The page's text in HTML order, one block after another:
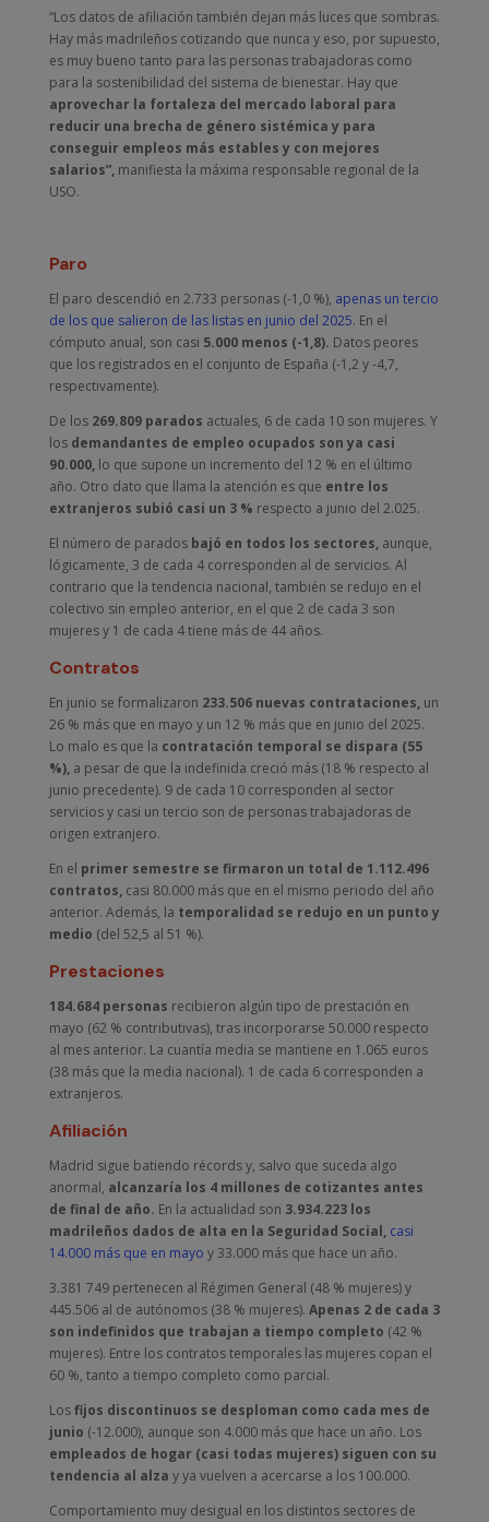
“Los datos de afiliación también dejan más luces que sombras.
Hay más madrileños cotizando que nunca y eso, por supuesto,
es muy bueno tanto para las personas trabajadoras como
para la sostenibilidad del sistema de bienestar. Hay que
aprovechar la fortaleza del mercado laboral para
reducir una brecha de género sistémica y para
conseguir empleos más estables y con mejores
salarios”,manifiesta la máxima responsable regional de la
USO.
Paro
El paro descendió en 2.733 personas (-1,0 %), apenas un tercio
de los que salieron de las listas en junio del 2025. En el
cómputo anual, son casi 5.000 menos (-1,8). Datos peores
que los registrados en el conjunto de España (-1,2 y -4,7,
respectivamente).
De los269.809 parados actuales, 6 de cada 10 son mujeres. Y
los demandantes de empleo ocupados son ya casi
90.000,lo que supone un incremento del 12 % en el último
año. Otro dato que llama la atención es que entre los
extranjeros subió casi un 3 % respecto a junio del 2.025.
El número de paradosbajó en todos los sectores,aunque,
lógicamente, 3 de cada 4 corresponden al de servicios. Al
contrario que la tendencia nacional, también se redujo en el
colectivo sin empleo anterior, en el que 2 de cada 3 son
mujeres y 1 de cada 4 tiene más de 44 años.
Contratos
En junio se formalizaron 233.506 nuevas contrataciones,un
26 % más que en mayo y un 12 % más que en junio del 2025.
Lo malo es que la contratación temporal se dispara (55
%),a pesar de que la indefinida creció más (18 % respecto al
junio precedente). 9 de cada 10 corresponden al sector
servicios y casi un tercio son de personas trabajadoras de
origen extranjero.
En el primer semestre se firmaron un total de 1.112.496
contratos,casi 80.000 más que en el mismo periodo del año
anterior. Además, la temporalidad se redujo en un punto y
medio (del 52,5 al 51 %).
Prestaciones
184.684 personas recibieron algún tipo de prestación en
mayo (62 % contributivas), tras incorporarse 50.000 respecto
al mes anterior. La cuantía media se mantiene en 1.065 euros
(38 más que la media nacional). 1 de cada 6 corresponden a
extranjeros.
Afiliación
Madrid sigue batiendo récords y, salvo que suceda algo
anormal, alcanzaría los 4 millones de cotizantes antes
de final de año. En la actualidad son 3.934.223 los
madrileños dados de alta en la Seguridad Social, casi
14.000 más que en mayo y 33.000 más que hace un año.
3.381 749 pertenecen al Régimen General (48 % mujeres) y
445.506 al de autónomos (38 % mujeres). Apenas 2 de cada 3
son indefinidos que trabajan a tiempo completo (42 %
mujeres). Entre los contratos temporales las mujeres copan el
60 %, tanto a tiempo completo como parcial.
Losfijos discontinuos se desploman como cada mes de
junio (-12.000), aunque son 4.000 más que hace un año. Los
empleados de hogar (casi todas mujeres) siguen con su
tendencia al alza y ya vuelven a acercarse a los 100.000.
Comportamiento muy desigual en los distintos sectores de